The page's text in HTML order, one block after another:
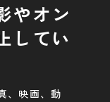
やオン
してい
、映画、動